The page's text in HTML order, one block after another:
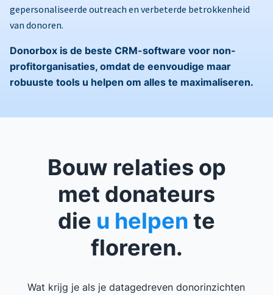
gepersonaliseerde outreach en verbeterde betrokkenheid
van donoren.
Donorbox is de beste CRM-software voor non-
profitorganisaties, omdat de eenvoudige maar
robuuste tools u helpen om alles te maximaliseren.
Bouw relaties op
met donateurs
die u helpen te
floreren.
Wat krijg je als je datagedreven donorinzichten